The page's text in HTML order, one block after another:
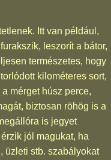
Itt van például,
leszorít a bátor,
természetes, hogy
kilométeres sort,
mérget húsz perce,
biztosan röhög is a
is jegyet
jól magukat, ha
üzleti stb. szabályokat